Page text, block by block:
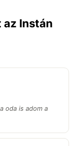
Instán
oda is adom a